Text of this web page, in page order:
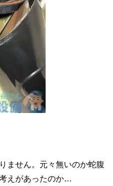
ません。元々無いのか蛇腹
えがあったのか…